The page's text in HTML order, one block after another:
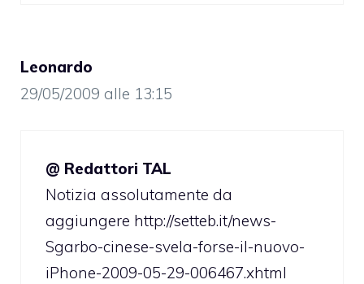
Leonardo
29/05/2009 alle 13:15
@ Redattori TAL
Notizia assolutamente da
aggiungere http://setteb.it/news-
Sgarbo-cinese-svela-forse-il-nuovo-
iPhone-2009-05-29-006467.xhtml